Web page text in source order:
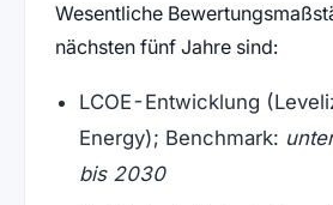
Wesentliche
nächsten fünf Jahre sind:
LCOE-Entwicklung
Energy); Benchmark:
bis 2030